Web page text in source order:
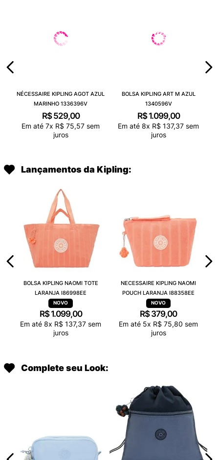
NÉCESSAIRE KIPLING AGOT AZUL
MARINHO 1336396V
R$ 529,00
Em até 7x R$ 75,57 sem
juros
BOLSA KIPLING ART M AZUL
1340596V
R$ 1.099,00
Em até 8x R$ 137,37 sem
juros
Lançamentos da Kipling:
BOLSA KIPLING NAOMI TOTE
LARANJA I86998EE
R$ 1.099,00
Em até 8x R$ 137,37 sem
juros
NECESSAIRE KIPLING NAOMI
POUCH LARANJA I88358EE
R$ 379,00
Em até 5x R$ 75,80 sem
juros
Complete seu Look: